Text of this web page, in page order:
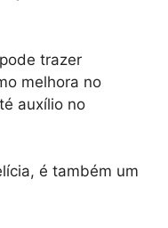
trazer
melhora no
auxílio no
é também um